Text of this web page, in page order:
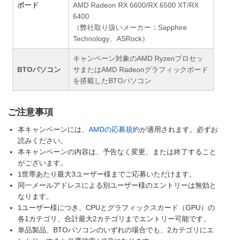
ボード
AMD Radeon RX 6600/RX 6500 XT/RX
6400
（弊社取り扱いメーカー：Sapphire
Technology、ASRock）
BTOパソコン
キャンペーン対象のAMD Ryzenプロセッ
サまたはAMD Radeonグラフィックボード
を搭載したBTOパソコン
ご注意事項
本キャンペーンには、 AMDの応募規約が適用されます。必ずお
読みください。
本キャンペーンの内容は、予告なく変更、または終了すること
がございます。
1世帯あたり最大3ユーザー様までご応募いただけます。
同一メールアドレスによる別ユーザー様のエントリーは無効と
なります。
1ユーザー様につき、CPUとグラフィックスカード（GPU）の
各1カテゴリ、合計最大2カテゴリまでエントリー可能です。
単品製品、BTOパソコンのいずれの場合でも、2カテゴリにエ